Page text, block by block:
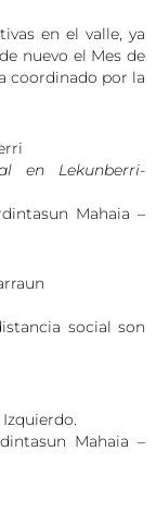
en el valle, ya
nuevo el Mes de
coordinado por la
en Lekunberri-
Mahaia –
social son
Mahaia –